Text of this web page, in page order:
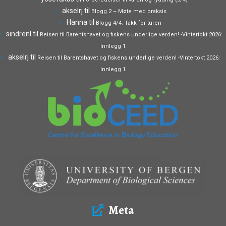
akselrj til Blogg 2 – Møte med praksis
Hanna til Blogg 4/4: Takk for turen
sindrenl til Reisen til Barentshavet og fiskens underlige verden! -Vintertokt 2026:
Innlegg 1
akselrj til Reisen til Barentshavet og fiskens underlige verden! -Vintertokt 2026:
Innlegg 1
Meta